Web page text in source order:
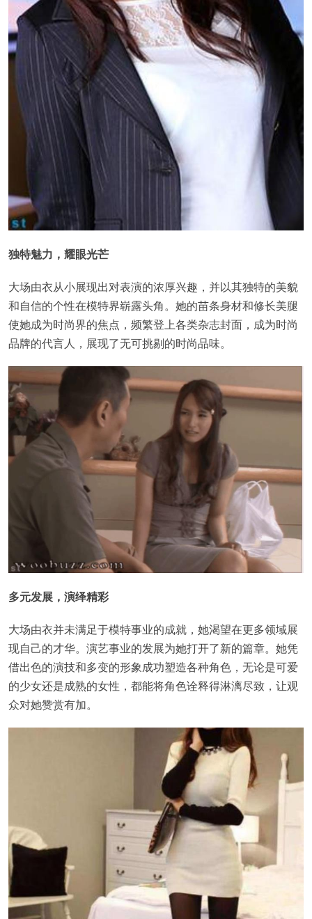
独特魅力，耀眼光芒
大场由衣从小展现出对表演的浓厚兴趣，并以其独特的美貌
和自信的个性在模特界崭露头角。她的苗条身材和修长美腿
使她成为时尚界的焦点，频繁登上各类杂志封面，成为时尚
品牌的代言人，展现了无可挑剔的时尚品味。
多元发展，演绎精彩
大场由衣并未满足于模特事业的成就，她渴望在更多领域展
现自己的才华。演艺事业的发展为她打开了新的篇章。她凭
借出色的演技和多变的形象成功塑造各种角色，无论是可爱
的少女还是成熟的女性，都能将角色诠释得淋漓尽致，让观
众对她赞赏有加。